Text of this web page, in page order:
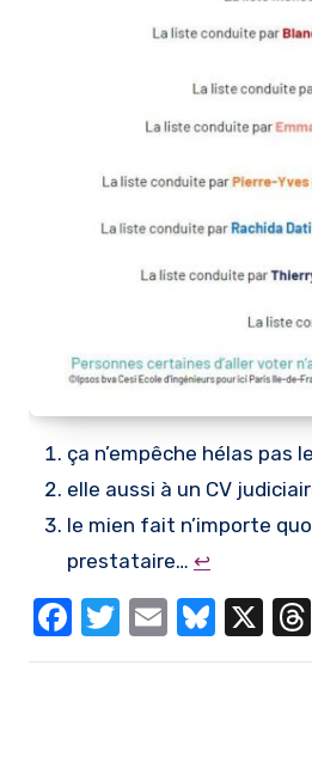
ça n’empêche hélas pas
elle aussi à un CV
le mien fait n’importe
prestataire… ↩︎
Facebook
Twitter
Email X